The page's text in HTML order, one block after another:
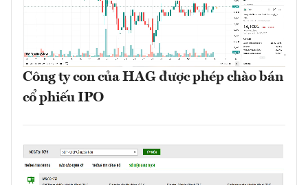
Công ty con của HAG được phép chào bán
cổ phiếu IPO